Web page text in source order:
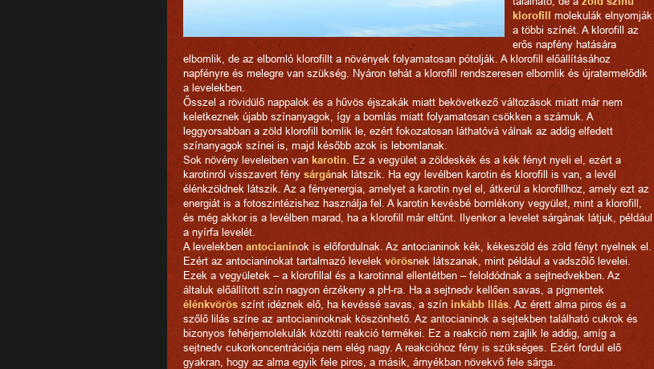
klorofill molekulák elnyomják
a többi színét. A klorofill az
erős napfény hatására
elbomlik, de az elbomló klorofillt a növények folyamatosan pótolják. A klorofill előállításához
napfényre és melegre van szükség. Nyáron tehát a klorofill rendszeresen elbomlik és újratermelődik
a levelekben.
Ősszel a rövidülő nappalok és a hűvös éjszakák miatt bekövetkező változások miatt már nem
keletkeznek újabb színanyagok, így a bomlás miatt folyamatosan csökken a számuk. A
leggyorsabban a zöld klorofill bomlik le, ezért fokozatosan láthatóvá válnak az addig elfedett
színanyagok színei is, majd később azok is lebomlanak.
Sok növény leveleiben van karotin . Ez a vegyület a zöldeskék és a kék fényt nyeli el, ezért a
karotinról visszavert fény sárgának látszik. Ha egy levélben karotin és klorofill is van, a levél
élénkzöldnek látszik. Az a fényenergia, amelyet a karotin nyel el, átkerül a klorofillhoz, amely ezt az
energiát is a fotoszintézishez használja fel. A karotin kevésbé bomlékony vegyület, mint a klorofill,
és még akkor is a levélben marad, ha a klorofill már eltűnt. Ilyenkor a levelet sárgának látjuk, például
a nyírfa levelét.
A levelekben antocianinok is előfordulnak. Az antocianinok kék, kékeszöld és zöld fényt nyelnek el.
Ezért az antocianinokat tartalmazó levelek vörösnek látszanak, mint például a vadszőlő levelei.
Ezek a vegyületek – a klorofillal és a karotinnal ellentétben – feloldódnak a sejtnedvekben. Az
általuk előállított szín nagyon érzékeny a pH-ra. Ha a sejtnedv kellően savas, a pigmentek
élénkvörös színt idéznek elő, ha kevéssé savas, a szín inkább lilás . Az érett alma piros és a
szőlő lilás színe az antocianinoknak köszönhető. Az antocianinok a sejtekben található cukrok és
bizonyos fehérjemolekulák közötti reakció termékei. Ez a reakció nem zajlik le addig, amíg a
sejtnedv cukorkoncentrációja nem elég nagy. A reakcióhoz fény is szükséges. Ezért fordul elő
gyakran, hogy az alma egyik fele piros, a másik, árnyékban növekvő fele sárga.